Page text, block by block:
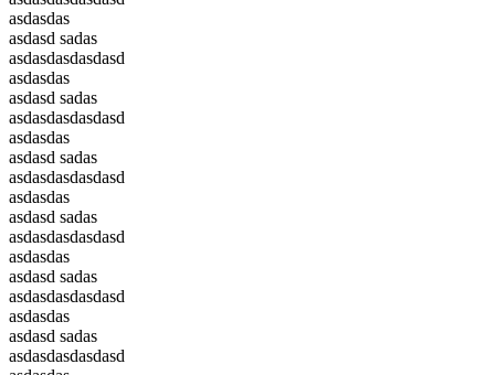
asdasdas
asdasd sadas
asdasdasdasdasd
asdasdas
asdasd sadas
asdasdasdasdasd
asdasdas
asdasd sadas
asdasdasdasdasd
asdasdas
asdasd sadas
asdasdasdasdasd
asdasdas
asdasd sadas
asdasdasdasdasd
asdasdas
asdasd sadas
asdasdasdasdasd